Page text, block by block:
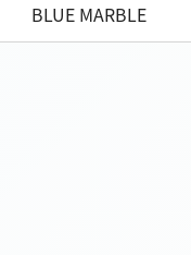
BLUE MARBLE